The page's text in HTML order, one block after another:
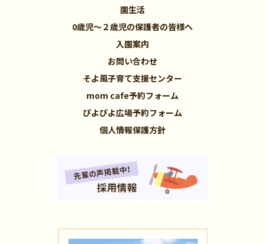
園生活
0歳児～２歳児の保護者の皆様へ
入園案内
お問い合わせ
そよ風子育て支援センター
mom cafe予約フォーム
ぴよぴよ広場予約フォーム
個人情報保護方針